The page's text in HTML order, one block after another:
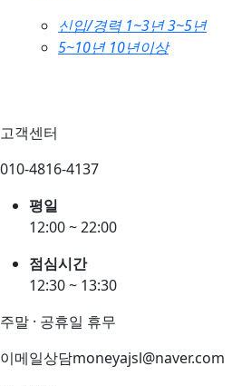
신입/경력 1~3년3~5년
5~10년 10년이상
고객센터
010-4816-4137
평일
12:00 ~ 22:00
점심시간
12:30 ~ 13:30
주말 · 공휴일 휴무
이메일상담moneyajsl@naver.com